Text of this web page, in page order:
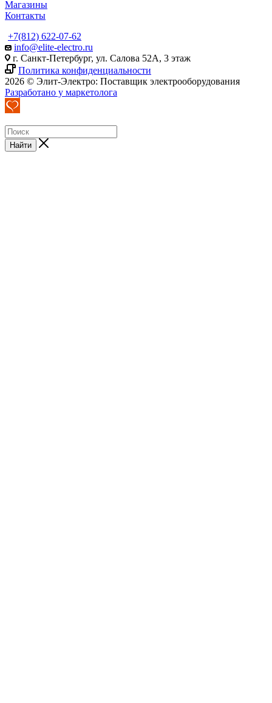
Магазины
Контакты
+7(812) 622-07-62
info@elite-electro.ru
г. Санкт-Петербург, ул. Салова 52А, 3 этаж
Политика конфиденциальности
2026 © Элит-Электро: Поставщик электрооборудования
Разработано у маркетолога
Найти